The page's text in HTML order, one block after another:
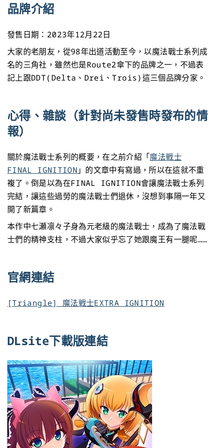
品牌介紹
發售日期：2023年12月22日
大家的老朋友，從98年出道活動至今，以魔法戰士系列成
名的三角社，雖然也是Route2傘下的品牌之一，不過表
記上跟DDT(Delta、Drei、Trois)這三個品牌分家。
心得、雜談（針對尚未發售時發布的情
報）
關於魔法戰士系列的概要，在之前介紹「魔法戦士
FINAL IGNITION 」的文章中有寫過，所以在這就不重
複了。倒是以為在FINAL IGNITION會讓魔法戰士系列
完結，讓這些過勞的魔法戰士們退休，沒想到事隔一年又
開了新篇章。
本作中七瀬凛々子身為元老級的魔法戰士，成為了魔法戰
士們的精神支柱，不過大家似乎忘了她跟魔王有一腿呢……
官網連結
[Triangle] 魔法戦士EXTRA IGNITION
DLsite下載版連結